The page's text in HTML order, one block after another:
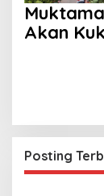
Akan
Qur’an
Posting